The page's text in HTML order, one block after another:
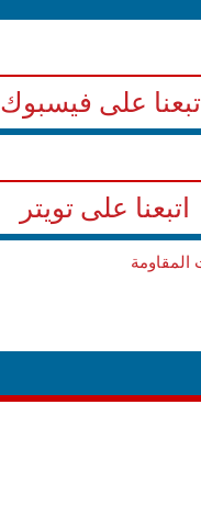
اتبعنا على فيسبوك
اتبعنا على تويتر